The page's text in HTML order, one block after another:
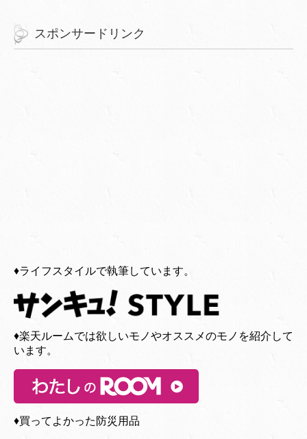
スポンサードリンク
♦︎ライフスタイルで執筆しています。
♦︎楽天ルームでは欲しいモノやオススメのモノを紹介して
います。
♦︎買ってよかった防災用品